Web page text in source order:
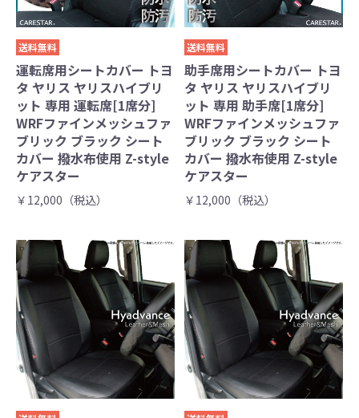
送料無料
運転席用シートカバー トヨ
タ ヤリス ヤリスハイブリ
ット 専用 運転席[1席分]
WRFファインメッシュファ
ブリック ブラック シート
カバー 撥水布使用 Z-style
ケアスター
￥12,000（税込）
送料無料
助手席用シートカバー トヨ
タ ヤリス ヤリスハイブリ
ット 専用 助手席[1席分]
WRFファインメッシュファ
ブリック ブラック シート
カバー 撥水布使用 Z-style
ケアスター
￥12,000（税込）